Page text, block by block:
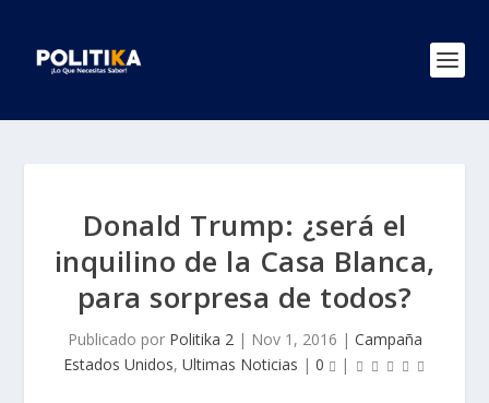
Donald Trump: ¿será el
inquilino de la Casa Blanca,
para sorpresa de todos?
Publicado por Politika 2| Nov 1, 2016 | Campaña
Estados Unidos, Ultimas Noticias | 0 |